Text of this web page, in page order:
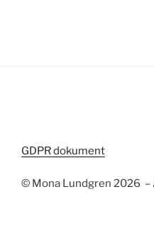
GDPR dokument
© Mona Lundgren 2026 –